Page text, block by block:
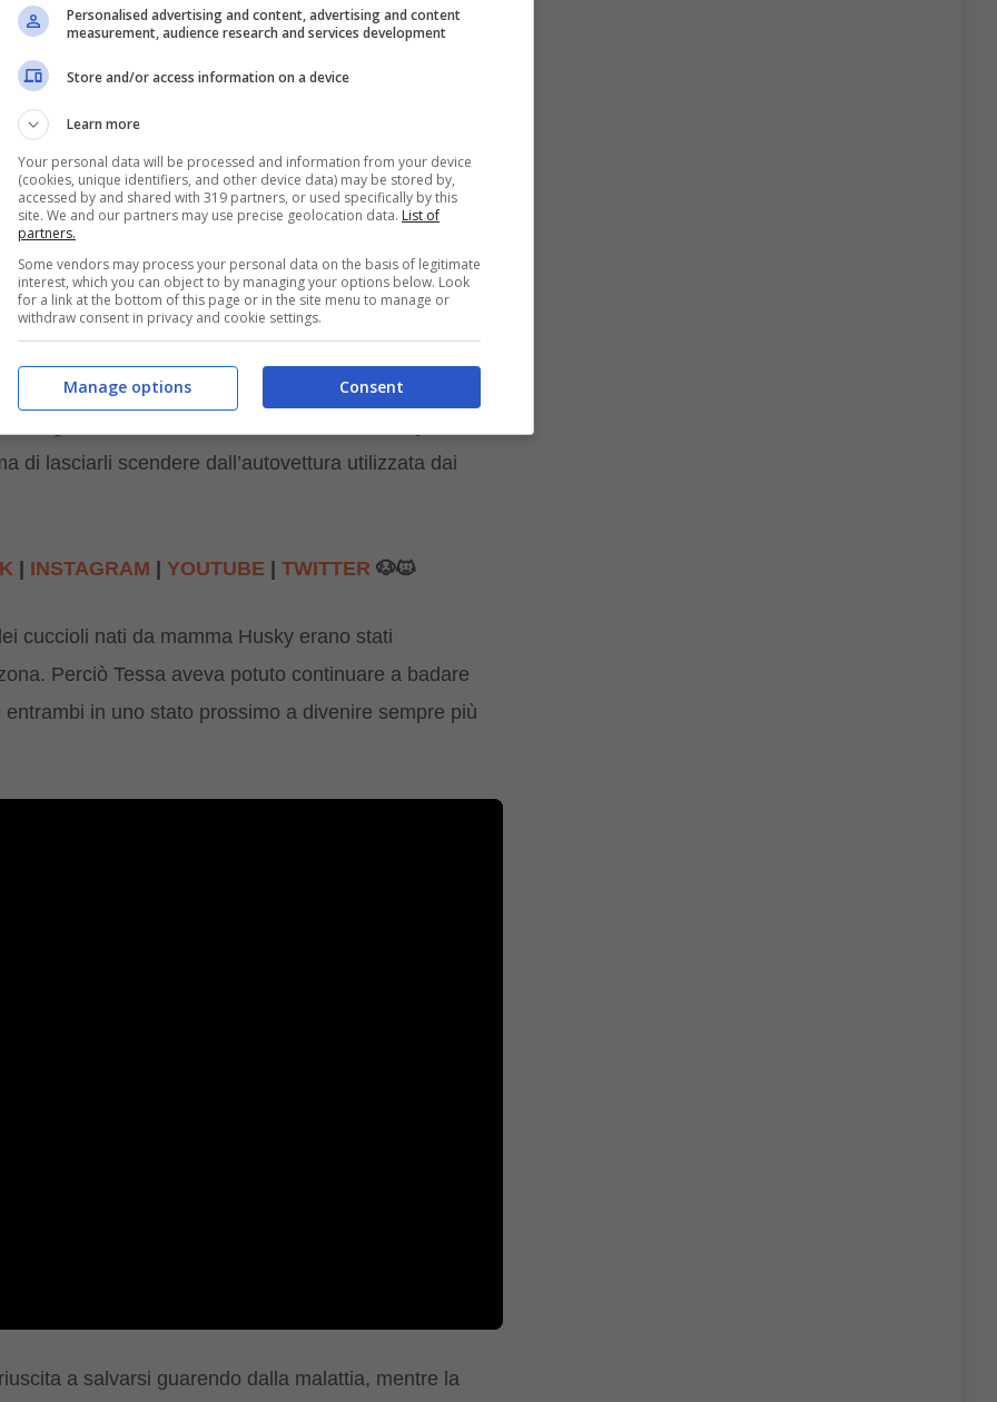
ore dal parto. La cagnolina – le cui ricerche erano
del posto ad “Animal Shelter” – aveva scelto un
per accogliere la venuta al mondo dei suoi
è riuscito a sopravvivere.
4.000 km per salvare il cane dal muso sbilenco
in gravi condizioni di salute a causa di una
piuttosto aggressiva, hanno tentato di fare tutto il
ancor prima che questo avvenisse, durante la fase
grazie al suo istinto – che non li avrebbe
di lasciarli scendere dall’autovettura utilizzata dai
INSTAGRAM YOUTUBE TWITTER 🐶🐱
cuccioli nati da mamma Husky erano stati
Perciò Tessa aveva potuto continuare a badare
in uno stato prossimo a divenire sempre più
a salvarsi guarendo dalla malattia, mentre la
Personalised advertising and content, advertising and content
measurement, audience research and services development
Store and/or access information on a device
Learn more
Your personal data will be processed and information from your device
(cookies, unique identifiers, and other device data) may be stored by,
accessed by and shared with 319 partners, or used specifically by this
site. We and our partners may use precise geolocation data. List of
partners.
Some vendors may process your personal data on the basis of legitimate
interest, which you can object to by managing your options below. Look
for a link at the bottom of this page or in the site menu to manage or
withdraw consent in privacy and cookie settings.
Consent
Manage options